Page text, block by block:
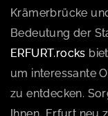
Krämerbrücke
Bedeutung der
ERFURT.rocks
um interessante
zu entdecken.